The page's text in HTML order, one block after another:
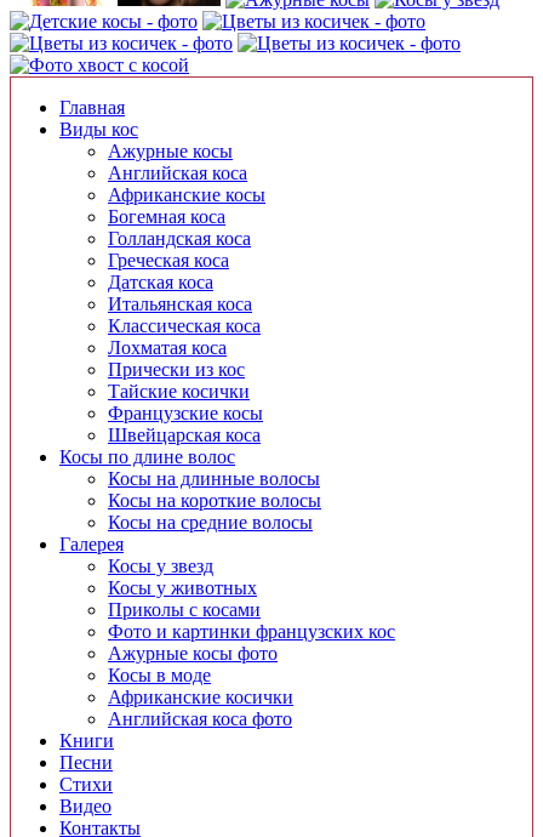
Главная
Виды кос
Ажурные косы
Английская коса
Африканские косы
Богемная коса
Голландская коса
Греческая коса
Датская коса
Итальянская коса
Классическая коса
Лохматая коса
Прически из кос
Тайские косички
Французские косы
Швейцарская коса
Косы по длине волос
Косы на длинные волосы
Косы на короткие волосы
Косы на средние волосы
Галерея
Косы у звезд
Косы у животных
Приколы с косами
Фото и картинки французских кос
Ажурные косы фото
Косы в моде
Африканские косички
Английская коса фото
Книги
Песни
Cтихи
Видео
Контакты